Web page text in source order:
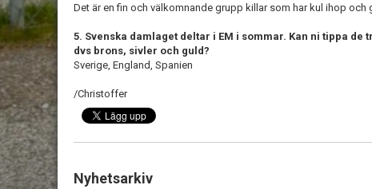
Det är en fin och välkomnande grupp killar som har kul ihop och
5. Svenska damlaget deltar i EM i sommar. Kan ni tippa de
dvs brons, sivler och guld?
Sverige, England, Spanien
/Christoffer
Nyhetsarkiv